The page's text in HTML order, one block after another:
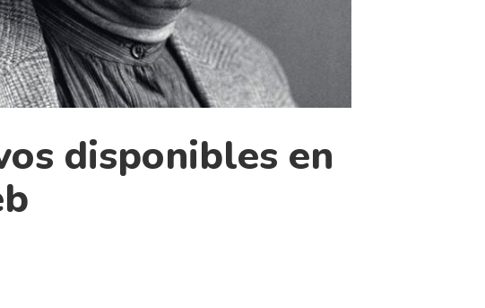
disponibles en